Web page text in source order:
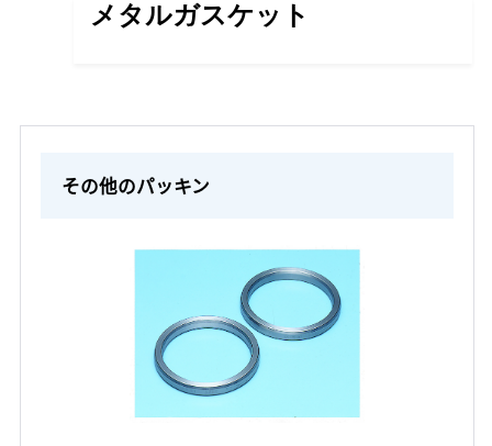
メタルガスケット
その他のパッキン